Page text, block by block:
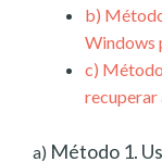
b)
Windows
c)
recuperar
a) Método 1.